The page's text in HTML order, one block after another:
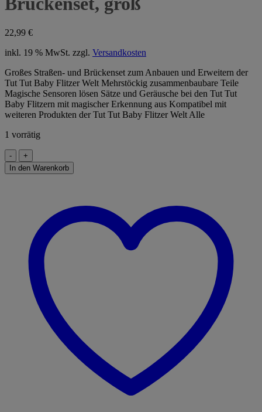
22,99 €
inkl. 19 % MwSt. zzgl. Versandkosten
Großes Straßen- und Brückenset zum Anbauen und Erweitern der
Tut Tut Baby Flitzer Welt Mehrstöckig zusammenbaubare Teile
Magische Sensoren lösen Sätze und Geräusche bei den Tut Tut
Baby Flitzern mit magischer Erkennung aus Kompatibel mit
weiteren Produkten der Tut Tut Baby Flitzer Welt Alle
1 vorrätig
Vtech
80-
188204
Straßen-
Brückenset,
groß
Menge
In den Warenkorb